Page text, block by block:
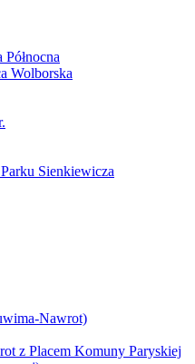
Wolborska
Sienkiewicza
Nawrot)
z Placem Komuny Paryskiej